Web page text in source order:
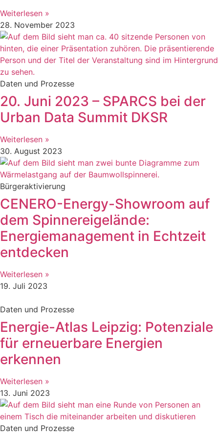
Weiterlesen »
28. November 2023
Daten und Prozesse
20. Juni 2023 – SPARCS bei der
Urban Data Summit DKSR
Weiterlesen »
30. August 2023
Bürgeraktivierung
CENERO-Energy-Showroom auf
dem Spinnereigelände:
Energiemanagement in Echtzeit
entdecken
Weiterlesen »
19. Juli 2023
Daten und Prozesse
Energie-Atlas Leipzig: Potenziale
für erneuerbare Energien
erkennen
Weiterlesen »
13. Juni 2023
Daten und Prozesse